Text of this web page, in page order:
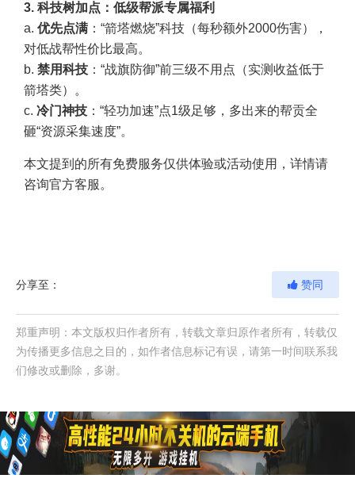
3. 科技树加点：低级帮派专属福利
a. 优先点满 ：“箭塔燃烧”科技（每秒额外2000伤害），
对低战帮性价比最高。
b. 禁用科技 ：“战旗防御”前三级不用点（实测收益低于
箭塔类）。
c. 冷门神技 ：“轻功加速”点1级足够，多出来的帮贡全
砸“资源采集速度”。
本文提到的所有免费服务仅供体验或活动使用，详情请
咨询官方客服。
赞同
分享至：
郑重声明：本文版权归作者所有，转载文章归原作者所有，转载仅
为传播更多信息之目的，如作者信息标记有误，请第一时间联系我
们修改或删除，多谢。